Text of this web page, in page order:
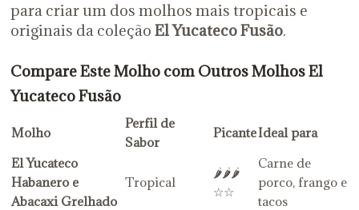
para criar um dos molhos mais tropicais e
originais da coleção El Yucateco Fusão.
Compare Este Molho com Outros Molhos El
Yucateco Fusão
Molho
Perfil de
Sabor
PicanteIdeal para
El Yucateco
Habanero e
Abacaxi Grelhado
Tropical
🌶️🌶️🌶️
☆☆
Carne de
porco, frango e
tacos